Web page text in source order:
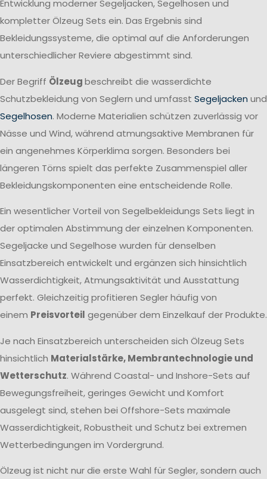
Entwicklung moderner Segeljacken, Segelhosen und
kompletter Ölzeug Sets ein. Das Ergebnis sind
Bekleidungssysteme, die optimal auf die Anforderungen
unterschiedlicher Reviere abgestimmt sind.
Der Begriff Ölzeugbeschreibt die wasserdichte
Schutzbekleidung von Seglern und umfasst Segeljacken und
Segelhosen. Moderne Materialien schützen zuverlässig vor
Nässe und Wind, während atmungsaktive Membranen für
ein angenehmes Körperklima sorgen. Besonders bei
längeren Törns spielt das perfekte Zusammenspiel aller
Bekleidungskomponenten eine entscheidende Rolle.
Ein wesentlicher Vorteil von Segelbekleidungs Sets liegt in
der optimalen Abstimmung der einzelnen Komponenten.
Segeljacke und Segelhose wurden für denselben
Einsatzbereich entwickelt und ergänzen sich hinsichtlich
Wasserdichtigkeit, Atmungsaktivität und Ausstattung
perfekt. Gleichzeitig profitieren Segler häufig von
einem Preisvorteil gegenüber dem Einzelkauf der Produkte.
Je nach Einsatzbereich unterscheiden sich Ölzeug Sets
hinsichtlich Materialstärke, Membrantechnologie und
Wetterschutz. Während Coastal- und Inshore-Sets auf
Bewegungsfreiheit, geringes Gewicht und Komfort
ausgelegt sind, stehen bei Offshore-Sets maximale
Wasserdichtigkeit, Robustheit und Schutz bei extremen
Wetterbedingungen im Vordergrund.
Ölzeug ist nicht nur die erste Wahl für Segler, sondern auch